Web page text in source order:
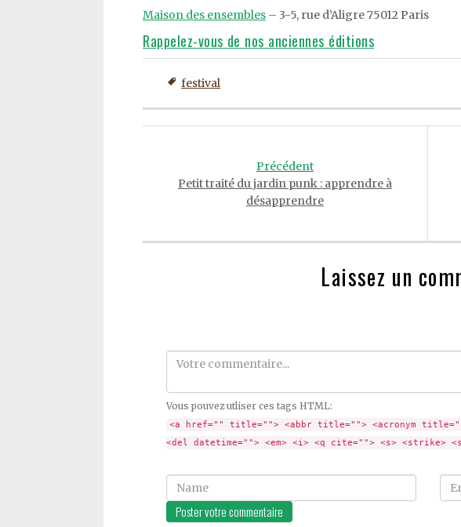
Maison des ensembles – 3-5, rue d’Aligre 75012 Paris
Rappelez-vous de nos anciennes éditions
festival
Précédent
Petit traité du jardin punk : apprendre à
désapprendre
Laissez un
Comment
Vous pouvez utliser ces tags HTML:
<a href="" title=""> <abbr title=""> <acronym
<del datetime=""> <em> <i> <q cite=""> <s> <strike>
Name